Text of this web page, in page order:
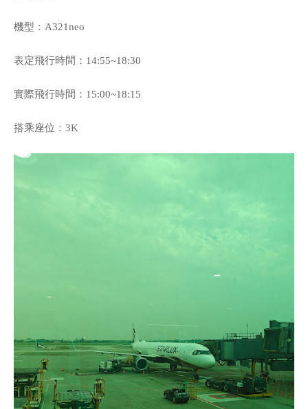
機型：A321neo
表定飛行時間：14:55~18:30
實際飛行時間：15:00~18:15
搭乘座位：3K